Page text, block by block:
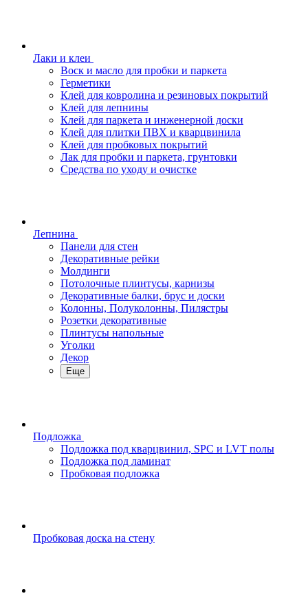
Лаки и клеи
Воск и масло для пробки и паркета
Герметики
Клей для ковролина и резиновых покрытий
Клей для лепнины
Клей для паркета и инженерной доски
Клей для плитки ПВХ и кварцвинила
Клей для пробковых покрытий
Лак для пробки и паркета, грунтовки
Средства по уходу и очистке
Лепнина
Панели для стен
Декоративные рейки
Молдинги
Потолочные плинтусы, карнизы
Декоративные балки, брус и доски
Колонны, Полуколонны, Пилястры
Розетки декоративные
Плинтусы напольные
Уголки
Декор
Еще
Подложка
Подложка под кварцвинил, SPC и LVT полы
Подложка под ламинат
Пробковая подложка
Пробковая доска на стену